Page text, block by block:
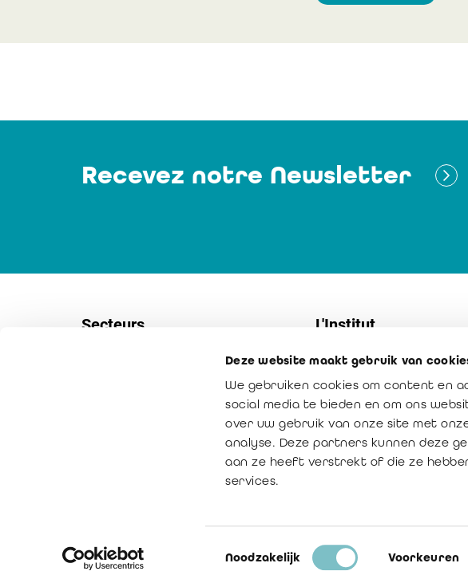
Deze website maakt gebruik van
We gebruiken cookies om content en
social media te bieden en om ons
over uw gebruik van onze site met
analyse. Deze partners kunnen deze
aan ze heeft verstrekt of die ze
services.
Toestemmingsselectie
Noodzakelijk Voorkeuren
Recevez notre Newsletter
Secteurs L'Institut
Contact
Notre mission : créateur
La valeur ajoutée du
© Copyright 2016 - 2026